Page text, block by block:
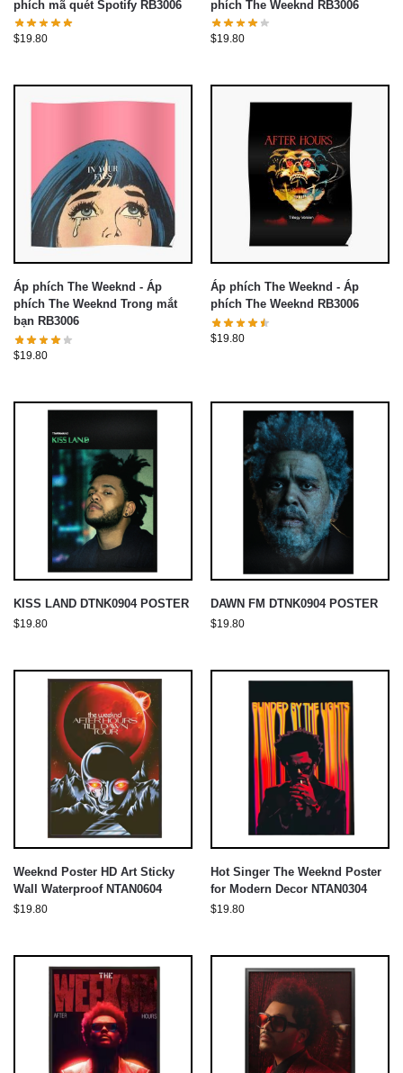
phích mã quét Spotify RB3006
$19.80
phích The Weeknd RB3006
$19.80
Áp phích The Weeknd - Áp
phích The Weeknd Trong mắt
bạn RB3006
$19.80
Áp phích The Weeknd - Áp
phích The Weeknd RB3006
$19.80
KISS LAND DTNK0904 POSTER
$19.80
DAWN FM DTNK0904 POSTER
$19.80
Weeknd Poster HD Art Sticky
Wall Waterproof NTAN0604
$19.80
Hot Singer The Weeknd Poster
for Modern Decor NTAN0304
$19.80